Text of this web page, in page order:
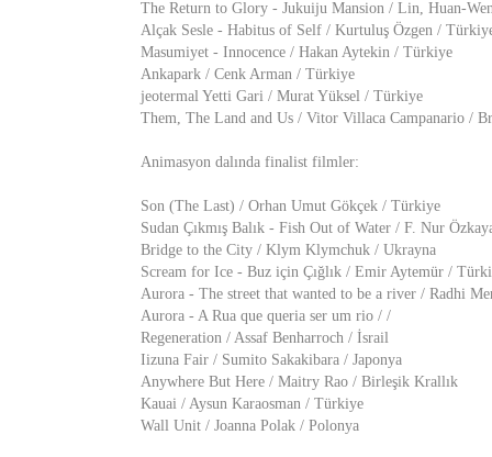
The Return to Glory - Jukuiju Mansion / Lin, Huan-
Alçak Sesle - Habitus of Self / Kurtuluş Özgen /
Masumiyet - Innocence / Hakan Aytekin / Türkiye
Ankapark / Cenk Arman / Türkiye
jeotermal Yetti Gari / Murat Yüksel / Türkiye
Them, The Land and Us / Vitor Villaca Campanario /
Animasyon dalında finalist filmler:
Son (The Last) / Orhan Umut Gökçek / Türkiye
Sudan Çıkmış Balık - Fish Out of Water / F. Nur
Bridge to the City / Klym Klymchuk / Ukrayna
Scream for Ice - Buz için Çığlık / Emir Aytemür /
Aurora - The street that wanted to be a river / Radhi
Aurora - A Rua que queria ser um rio / /
Regeneration / Assaf Benharroch / İsrail
Iizuna Fair / Sumito Sakakibara / Japonya
Anywhere But Here / Maitry Rao / Birleşik Krallık
Kauai / Aysun Karaosman / Türkiye
Wall Unit / Joanna Polak / Polonya